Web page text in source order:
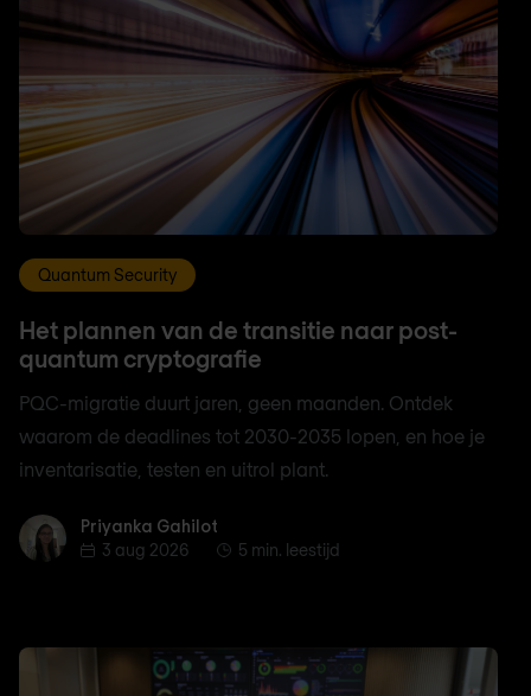
Quantum Security
Het plannen van de transitie naar post-
quantum cryptografie
PQC-migratie duurt jaren, geen maanden. Ontdek
waarom de deadlines tot 2030-2035 lopen, en hoe je
inventarisatie, testen en uitrol plant.
Priyanka Gahilot
Priyanka Gahilot
3 aug 2026
5 min. leestijd